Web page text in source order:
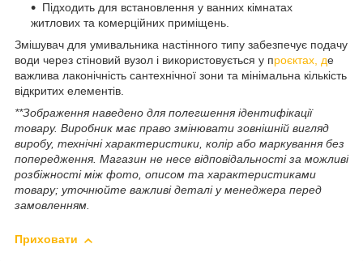
Підходить для встановлення у ванних кімнатах
житлових та комерційних приміщень.
Змішувач для умивальника настінного типу забезпечує подачу
води через стіновий вузол і використовується у проєктах, де
важлива лаконічність сантехнічної зони та мінімальна кількість
відкритих елементів.
**Зображення наведено для полегшення ідентифікації
товару. Виробник має право змінювати зовнішній вигляд
виробу, технічні характеристики, колір або маркування без
попередження. Магазин не несе відповідальності за можливі
розбіжності між фото, описом та характеристиками
товару; уточнюйте важливі деталі у менеджера перед
замовленням.
Приховати